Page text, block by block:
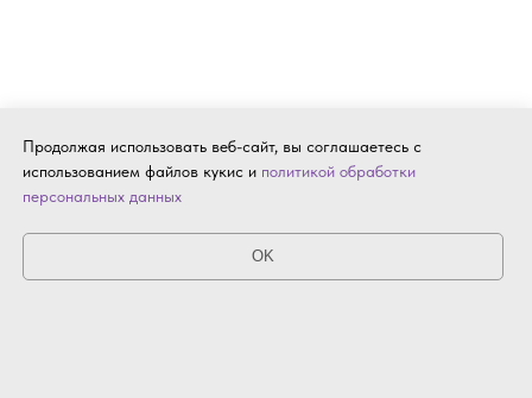
Продолжая использовать веб-сайт, вы соглашаетесь с
использованием файлов кукис и политикой обработки
персональных данных
OK